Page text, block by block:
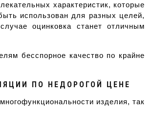
характеристик, которые
использован для разных целей,
оцинковка станет отличным
бесспорное качество по крайне
ПО НЕДОРОГОЙ ЦЕНЕ
изделия, так